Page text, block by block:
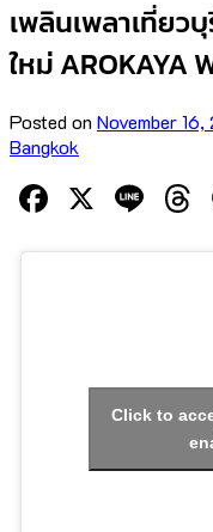
เพลินเพลาเที่ยว
ใหม่ AROKAYA
Posted on November 16,
Bangkok
Facebook
X
Click to